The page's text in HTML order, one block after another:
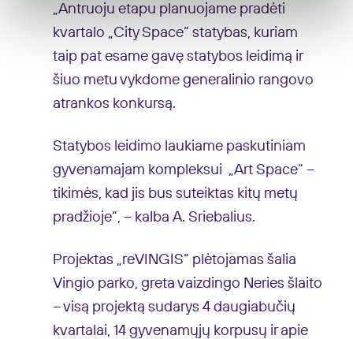
„Antruoju etapu planuojame pradėti
kvartalo „City Space“ statybas, kuriam
taip pat esame gavę statybos leidimą ir
šiuo metu vykdome generalinio rangovo
atrankos konkursą.
Statybos leidimo laukiame paskutiniam
gyvenamajam kompleksui „Art Space“ –
tikimės, kad jis bus suteiktas kitų metų
pradžioje“, – kalba A. Sriebalius.
Projektas „reVINGIS“ plėtojamas šalia
Vingio parko, greta vaizdingo Neries šlaito
– visą projektą sudarys 4 daugiabučių
kvartalai, 14 gyvenamųjų korpusų ir apie